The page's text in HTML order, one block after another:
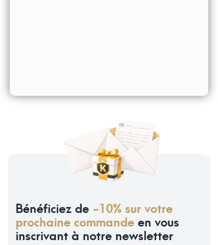
Bénéficiez de -10% sur votre
prochaine commandeen vous
inscrivant à notre newsletter